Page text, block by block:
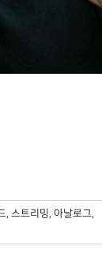
, 스트리밍, 아날로그,